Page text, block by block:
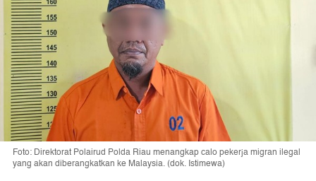
Foto: Direktorat Polairud Polda Riau menangkap calo pekerja migran ilegal
yang akan diberangkatkan ke Malaysia. (dok. Istimewa)